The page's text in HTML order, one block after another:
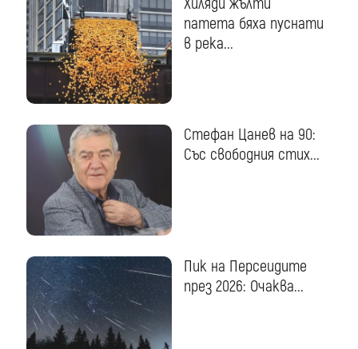
патета бяха пуснати
в река...
Стефан Цанев на 90:
Със свободния стих...
Пик на Персеидите
през 2026: Очаква...